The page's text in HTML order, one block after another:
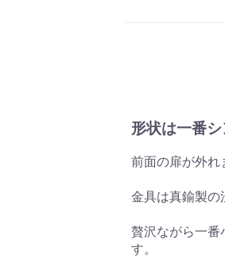
形状は一番
前面の扉が外れ
金具は真鍮製の
贅沢ながら一番
す。